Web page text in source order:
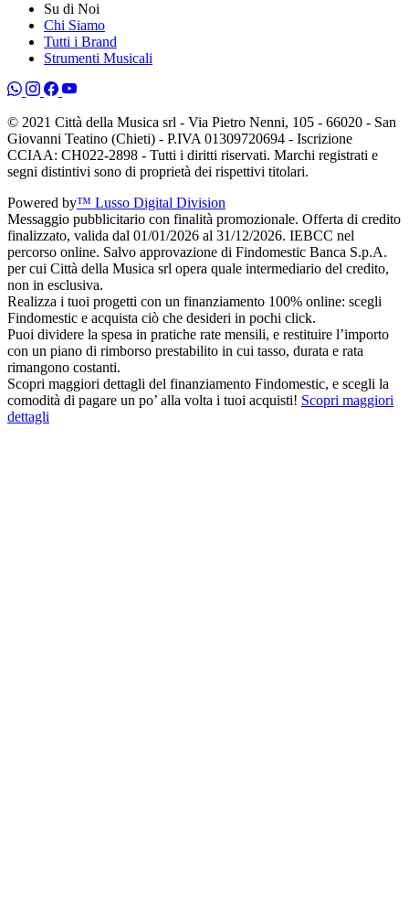
Su di Noi
Chi Siamo
Tutti i Brand
Strumenti Musicali
© 2021 Città della Musica srl - Via Pietro Nenni, 105 - 66020 - San
Giovanni Teatino (Chieti) - P.IVA 01309720694 - Iscrizione
CCIAA: CH022-2898 - Tutti i diritti riservati. Marchi registrati e
segni distintivi sono di proprietà dei rispettivi titolari.
Powered by™ Lusso Digital Division
Messaggio pubblicitario con finalità promozionale. Offerta di credito
finalizzato, valida dal 01/01/2026 al 31/12/2026. IEBCC nel
percorso online. Salvo approvazione di Findomestic Banca S.p.A.
per cui Città della Musica srl opera quale intermediario del credito,
non in esclusiva.
Realizza i tuoi progetti con un finanziamento 100% online: scegli
Findomestic e acquista ciò che desideri in pochi click.
Puoi dividere la spesa in pratiche rate mensili, e restituire l’importo
con un piano di rimborso prestabilito in cui tasso, durata e rata
rimangono costanti.
Scopri maggiori dettagli del finanziamento Findomestic, e scegli la
comodità di pagare un po’ alla volta i tuoi acquisti! Scopri maggiori
dettagli